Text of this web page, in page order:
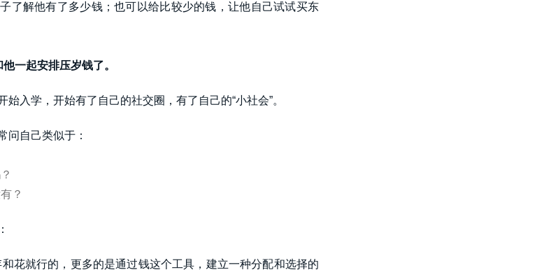
了解他有了多少钱；也可以给比较少的钱，让他自己试试买东
一起安排压岁钱了。
入学，开始有了自己的社交圈，有了自己的“小社会”。
问自己类似于：
？
花就行的，更多的是通过钱这个工具，建立一种分配和选择的